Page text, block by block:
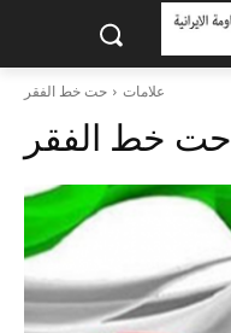
علامات حت خط الفقر
حت خط الفقر